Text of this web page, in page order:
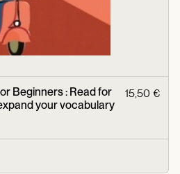
Beginners : Read for
your vocabulary
15,50 €